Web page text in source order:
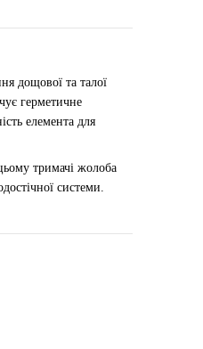
дощової та талої
герметичне
елемента для
тримачі жолоба
системи.